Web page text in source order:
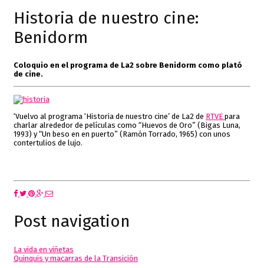
Historia de nuestro cine:
Benidorm
Coloquio en el programa de La2 sobre Benidorm como plató
de cine.
‘Vuelvo al programa ‘Historia de nuestro cine’ de La2 de RTVE para
charlar alrededor de películas como “Huevos de Oro” (Bigas Luna,
1993) y “Un beso en en puerto” (Ramón Torrado, 1965) con unos
contertulios de lujo.
Post navigation
La vida en viñetas
Quinquis y macarras de la Transición